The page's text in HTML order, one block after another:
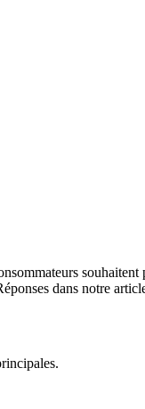
dans notre